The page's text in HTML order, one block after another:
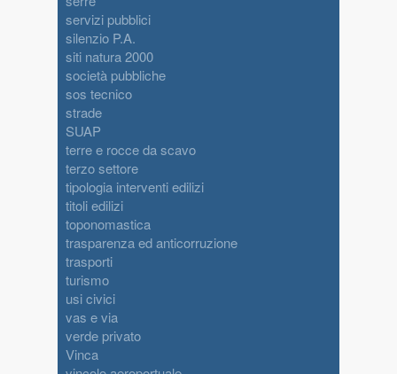
servizi pubblici
silenzio P.A.
siti natura 2000
società pubbliche
sos tecnico
strade
SUAP
terre e rocce da scavo
terzo settore
tipologia interventi edilizi
titoli edilizi
toponomastica
trasparenza ed anticorruzione
trasporti
turismo
usi civici
vas e via
verde privato
Vinca